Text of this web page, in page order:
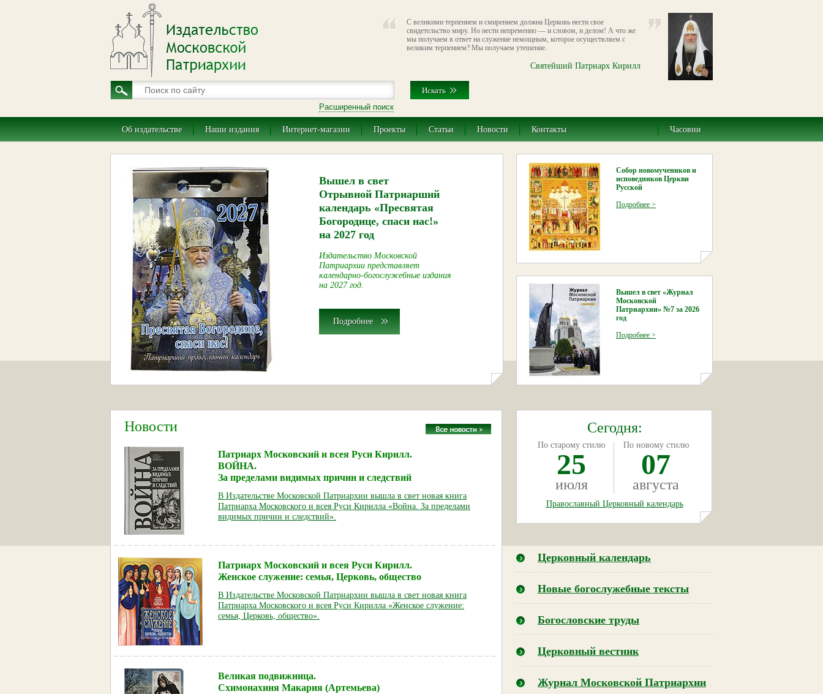
С великими терпением и смирением должна Церковь нести свое
свидетельство миру. Но нести непременно — и словом, и делом! А что же
мы получаем в ответ на служение немощным, которое осуществляем с
великим терпением? Мы получаем утешение.
Святейший Патриарх Кирилл
Расширенный поиск
Об издательстве Наши издания Интернет-магазин Проекты Статьи Новости Контакты Часовни
Вышел в свет
Отрывной Патриарший
календарь «Пресвятая
Богородице, спаси нас!»
на 2027 год
Издательство Московской
Патриархии представляет
календарно-богослужебные издания
на 2027 год.
Подробнее
Собор новомучеников и
исповедников Церкви
Русской
Подробнее >
Вышел в свет «Журнал
Московской
Патриархии» №7 за 2026
год
Подробнее >
Сегодня:
По старому стилю
25
июля
По новому стилю
07
августа
Православный Церковный календарь
Церковный календарь
Новые богослужебные тексты
Богословские труды
Церковный вестник
Журнал Московской Патриархии
Новости
Патриарх Московский и всея Руси Кирилл.
ВОЙНА.
За пределами видимых причин и следствий
В Издательстве Московской Патриархии вышла в свет новая книга
Патриарха Московского и всея Руси Кирилла «Война. За пределами
видимых причин и следствий».
Патриарх Московский и всея Руси Кирилл.
Женское служение: семья, Церковь, общество
В Издательстве Московской Патриархии вышла в свет новая книга
Патриарха Московского и всея Руси Кирилла «Женское служение:
семья, Церковь, общество».
Великая подвижница.
Схимонахиня Макария (Артемьева)